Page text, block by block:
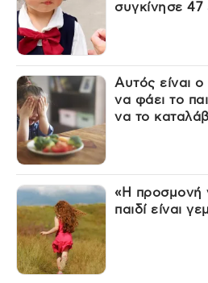
συγκίνησε
Αυτός είναι
να φάει το
να το
«Η προσμονή
παιδί είναι